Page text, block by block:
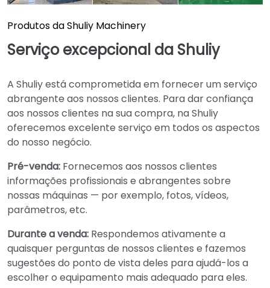
Produtos da Shuliy Machinery
Serviço excepcional da Shuliy
A Shuliy está comprometida em fornecer um serviço
abrangente aos nossos clientes. Para dar confiança
aos nossos clientes na sua compra, na Shuliy
oferecemos excelente serviço em todos os aspectos
do nosso negócio.
Pré-venda: Fornecemos aos nossos clientes
informações profissionais e abrangentes sobre
nossas máquinas — por exemplo, fotos, vídeos,
parâmetros, etc.
Durante a venda: Respondemos ativamente a
quaisquer perguntas de nossos clientes e fazemos
sugestões do ponto de vista deles para ajudá-los a
escolher o equipamento mais adequado para eles.